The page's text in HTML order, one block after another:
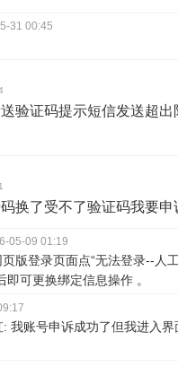
31 00:45
验证码提示短信发送超出
换了受不了验证码我要申
05-09 01:19
版登录页面点“无法登录--人
即可更换绑定信息操作 。
我账号申诉成功了但我进入